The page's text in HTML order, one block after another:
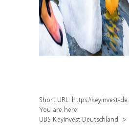
Short URL: https://keyinvest-de.ubs.com/produkt/
You are here:
UBS KeyInvest Deutschland